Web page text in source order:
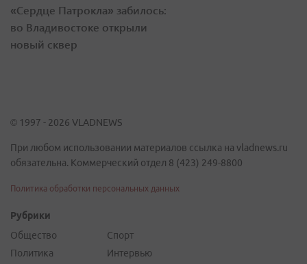
«Сердце Патрокла» забилось:
во Владивостоке открыли
новый сквер
© 1997 - 2026 VLADNEWS
При любом использовании материалов ссылка на vladnews.ru
обязательна. Коммерческий отдел 8 (423) 249-8800
Политика обработки персональных данных
Рубрики
Общество
Политика
Спорт
Интервью